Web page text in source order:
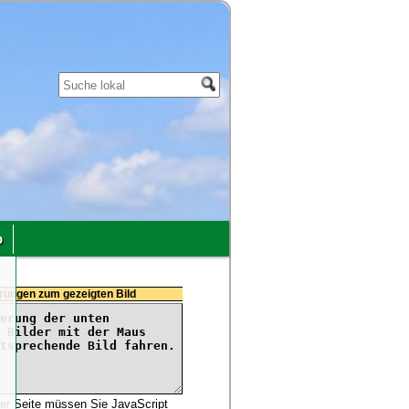
zum gezeigten Bild
Seite müssen Sie JavaScript